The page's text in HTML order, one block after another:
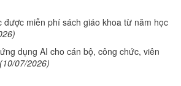
được miễn phí sách giáo khoa từ năm học
dụng AI cho cán bộ, công chức, viên
(10/07/2026)